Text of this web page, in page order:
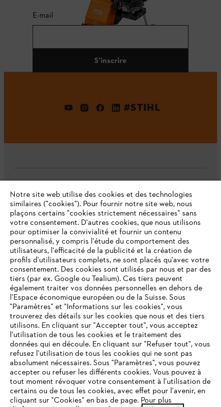
E-mail
S'inscrire
#STIHL
L'Entreprise
Questions fréquentes
Service
Politique de protection des données
Mentions légales Cookies
Informations juridiques
VOTRE NAVIGATEUR INTERNET
N'EST PLUS PRIS EN CHARGE
Vous utilisez un navigateur Internet que nous ne prenons plus
en charge, et certaines fonctionnalités de notre site ne
peuvent fonctionner correctement. Pour une utilisation
optimale de notre site, nous vous recommandons de passer à
l'un des navigateurs suivants :
Notre site web utilise des cookies et des technologies
similaires ("cookies"). Pour fournir notre site web, nous
plaçons certains "cookies strictement nécessaires" sans
votre consentement. D'autres cookies, que nous utilisons
pour optimiser la convivialité et fournir un contenu
personnalisé, y compris l'étude du comportement des
utilisateurs, l'efficacité de la publicité et la création de
profils d'utilisateurs complets, ne sont placés qu'avec votre
consentement. Des cookies sont utilisés par nous et par des
tiers (par ex. Google ou Tealium). Ces tiers peuvent
également traiter vos données personnelles en dehors de
l'Espace économique européen ou de la Suisse. Sous
"Paramètres" et "Informations sur les cookies", vous
trouverez des détails sur les cookies que nous et des tiers
utilisons. En cliquant sur "Accepter tout", vous acceptez
l'utilisation de tous les cookies et le traitement des
données qui en découle. En cliquant sur "Refuser tout", vous
refusez l'utilisation de tous les cookies qui ne sont pas
absolument nécessaires. Sous "Paramètres", vous pouvez
accepter ou refuser les différents cookies. Vous pouvez à
tout moment révoquer votre consentement à l'utilisation de
certains ou de tous les cookies, avec effet pour l'avenir, en
cliquant sur "Cookies" en bas de page. Pour plus